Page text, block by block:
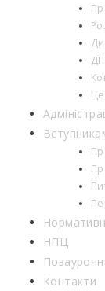
НПЦ
Контакти